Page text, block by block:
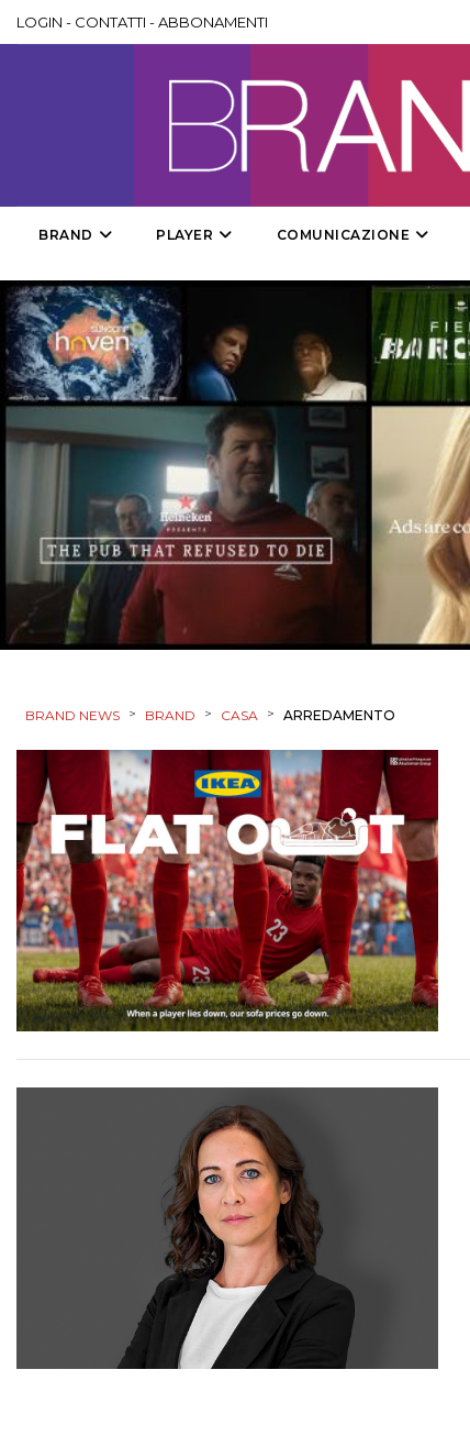
LOGIN - CONTATTI -ABBONAMENTI
BRAND PLAYER COMUNICAZIONE
BRAND NEWS > BRAND > CASA > ARREDAMENTO